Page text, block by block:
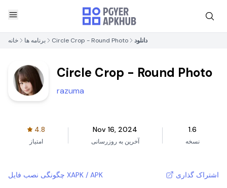
خانه برنامه ها Circle Crop - Round Photo دانلود
Circle Crop - Round Photo
razuma
4.8
امتیاز
Nov 16, 2024
آخرین به روزرسانی
1.6
نسخه
چگونگی نصب فایل XAPK / APK اشتراک گذاری